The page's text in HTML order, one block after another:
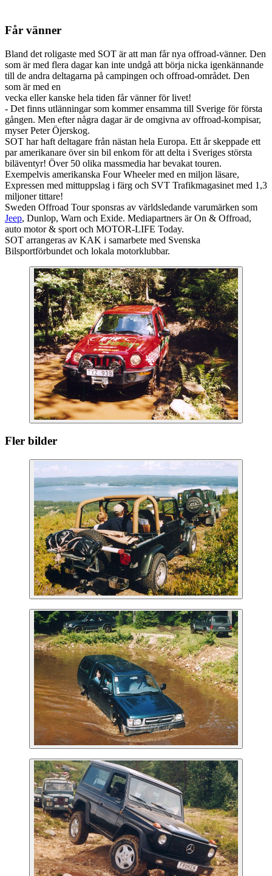
Får vänner
Bland det roligaste med SOT är att man får nya offroad-vänner. Den
som är med flera dagar kan inte undgå att börja nicka igenkännande
till de andra deltagarna på campingen och offroad-området. Den
som är med en
vecka eller kanske hela tiden får vänner för livet!
- Det finns utlänningar som kommer ensamma till Sverige för första
gången. Men efter några dagar är de omgivna av offroad-kompisar,
myser Peter Öjerskog.
SOT har haft deltagare från nästan hela Europa. Ett år skeppade ett
par amerikanare över sin bil enkom för att delta i Sveriges största
biläventyr! Över 50 olika massmedia har bevakat touren.
Exempelvis amerikanska Four Wheeler med en miljon läsare,
Expressen med mittuppslag i färg och SVT Trafikmagasinet med 1,3
miljoner tittare!
Sweden Offroad Tour sponsras av världsledande varumärken som
Jeep, Dunlop, Warn och Exide. Mediapartners är On & Offroad,
auto motor & sport och MOTOR-LIFE Today.
SOT arrangeras av KAK i samarbete med Svenska
Bilsportförbundet och lokala motorklubbar.
Fler bilder